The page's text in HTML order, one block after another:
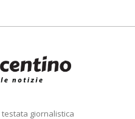
testata giornalistica